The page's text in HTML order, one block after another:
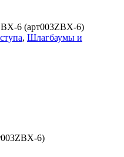
6 (арт003ZBX-6)
, Шлагбаумы и
6)